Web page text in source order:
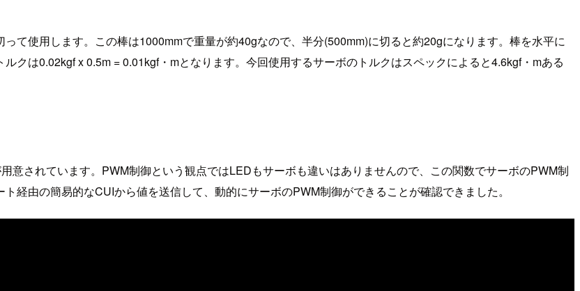
て使用します。この棒は1000mmで重量が約40gなので、半分(500mm)に切ると約20gになります。棒を水平に
クは0.02kgf x 0.5m = 0.01kgf・mとなります。今回使用するサーボのトルクはスペックによると4.6kgf・mある
意されています。PWM制御という観点ではLEDもサーボも違いはありませんので、この関数でサーボのPWM制
経由の簡易的なCUIから値を送信して、動的にサーボのPWM制御ができることが確認できました。